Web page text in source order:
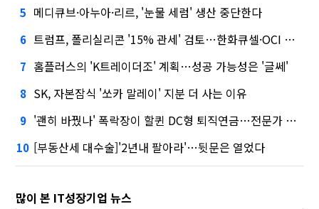
5 메디큐브·아누아·리르, '눈물 세럼' 생산 중단한다
6 트럼프, 폴리실리콘 '15% 관세' 검토…한화큐셀·OCI 영향은?
7 홈플러스의 'K트레이더조' 계획…성공 가능성은 '글쎄'
8 SK, 자본잠식 '쏘카 말레이' 지분 더 사는 이유
9 '괜히 바꿨나' 폭락장이 할퀸 DC형 퇴직연금…전문가 조언은
10 [부동산세 대수술]'2년내 팔아라'…뒷문은 열었다
많이 본 IT성장기업 뉴스